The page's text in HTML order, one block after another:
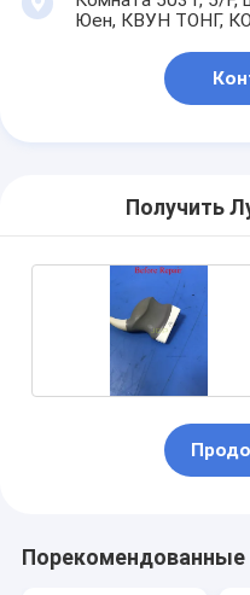
Юен, КВУН ТОНГ,
Получить